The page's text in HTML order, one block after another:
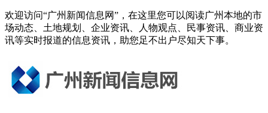
欢迎访问“广州新闻信息网”，在这里您可以阅读广州本地的市
场动态、土地规划、企业资讯、人物观点、民事资讯、商业资
讯等实时报道的信息资讯，助您足不出户尽知天下事。